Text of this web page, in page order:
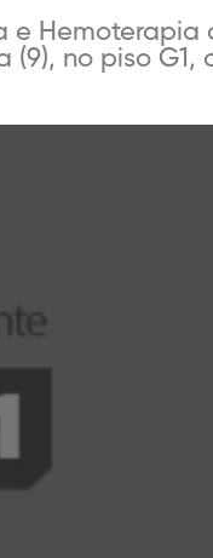
e Hemoterapia
no piso G1,